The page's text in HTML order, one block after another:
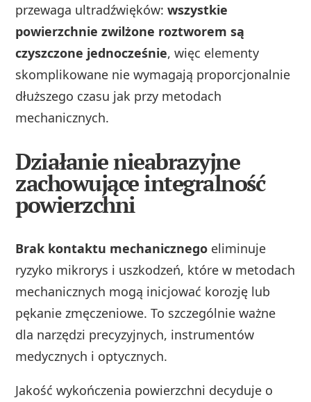
przewaga ultradźwięków:wszystkie
powierzchnie zwilżone roztworem są
czyszczone jednocześnie, więc elementy
skomplikowane nie wymagają proporcjonalnie
dłuższego czasu jak przy metodach
mechanicznych.
Działanie nieabrazyjne
zachowujące integralność
powierzchni
Brak kontaktu mechanicznego eliminuje
ryzyko mikrorys i uszkodzeń, które w metodach
mechanicznych mogą inicjować korozję lub
pękanie zmęczeniowe. To szczególnie ważne
dla narzędzi precyzyjnych, instrumentów
medycznych i optycznych.
Jakość wykończenia powierzchni decyduje o